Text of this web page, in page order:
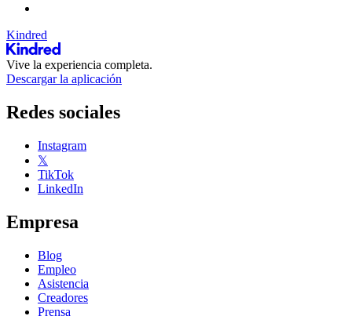
Kindred
Vive la experiencia completa.
Descargar la aplicación
Redes sociales
Instagram
𝕏
TikTok
LinkedIn
Empresa
Blog
Empleo
Asistencia
Creadores
Prensa